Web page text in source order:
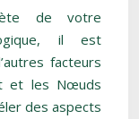
de votre
il est
facteurs
et les Nœuds
des aspects